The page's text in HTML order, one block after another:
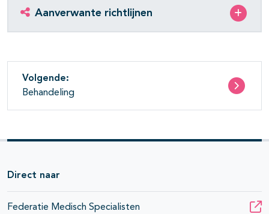
Aanverwante richtlijnen
Volgende:
Behandeling
Direct naar
Federatie Medisch Specialisten